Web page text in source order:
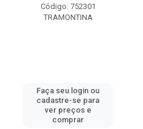
Código: 752301
TRAMONTINA
Faça seu login ou
cadastre-se para
ver preços e
comprar